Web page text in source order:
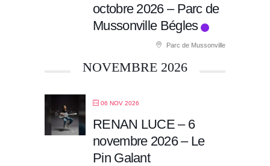
octobre 2026 – Parc de
Mussonville Bégles
Parc de Mussonville
NOVEMBRE 2026
06 NOV 2026
RENAN LUCE – 6
novembre 2026 – Le
Pin Galant